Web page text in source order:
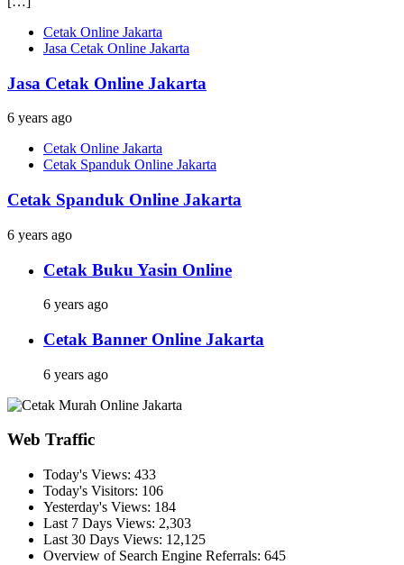
Cetak Online Jakarta
Jasa Cetak Online Jakarta
Jasa Cetak Online Jakarta
6 years ago
Cetak Online Jakarta
Cetak Spanduk Online Jakarta
Cetak Spanduk Online Jakarta
6 years ago
Cetak Buku Yasin Online
6 years ago
Cetak Banner Online Jakarta
6 years ago
Web Traffic
Today's Views: 433
Today's Visitors: 106
Yesterday's Views: 184
Last 7 Days Views: 2,303
Last 30 Days Views: 12,125
Overview of Search Engine Referrals: 645